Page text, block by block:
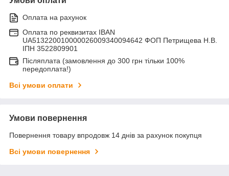
Оплата на рахунок
Оплата по реквизитах IBAN
UA513220010000026009340094642 ФОП Петрищева Н.В.
ІПН 3522809901
Післяплата (замовлення до 300 грн тільки 100%
передоплата!)
Всі умови оплати
Умови повернення
Повернення товару впродовж 14 днів за рахунок покупця
Всі умови повернення